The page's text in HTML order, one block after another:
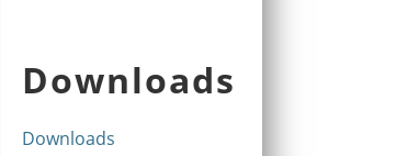
Downloads
Downloads